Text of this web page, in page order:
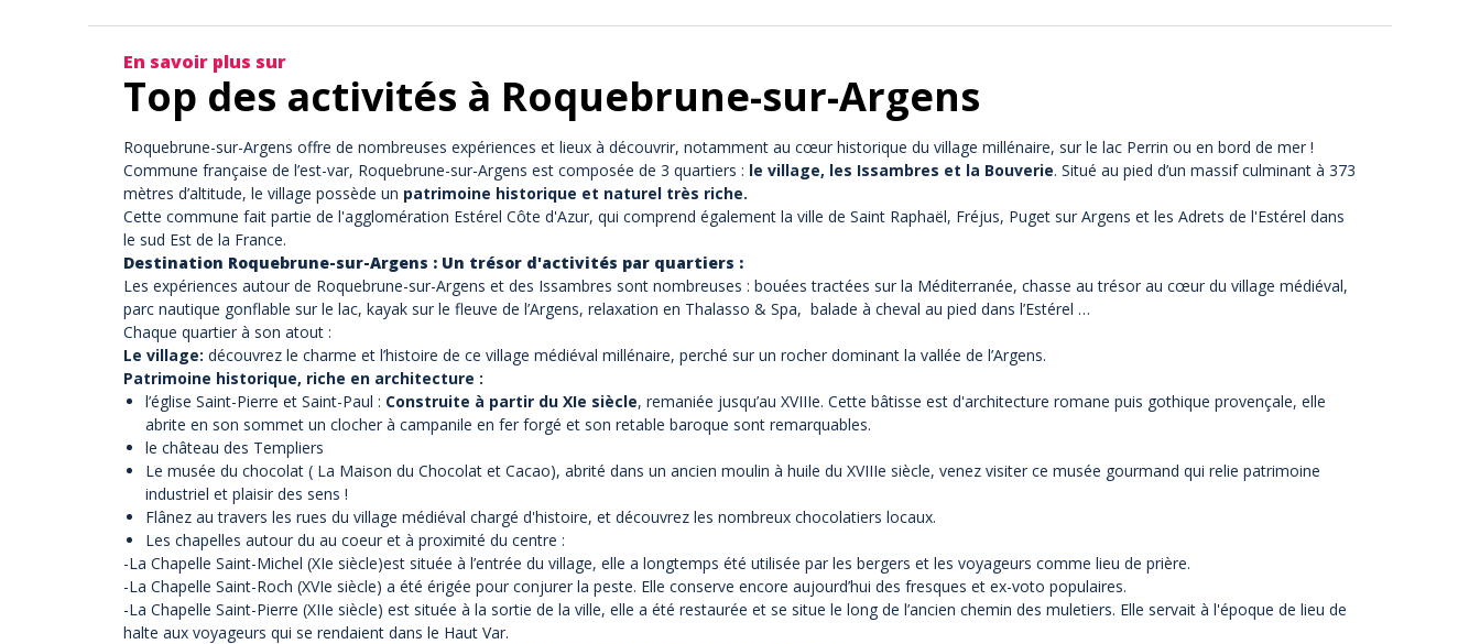
En savoir plus sur
Top des activités à Roquebrune-sur-Argens
Roquebrune-sur-Argens offre de nombreuses expériences et lieux à découvrir, notamment au cœur historique du village millénaire, sur le lac Perrin ou en bord de mer !
Commune française de l’est-var, Roquebrune-sur-Argens est composée de 3 quartiers : le village, les Issambres et la Bouverie. Situé au pied d’un massif culminant à 373
mètres d’altitude, le village possède un patrimoine historique et naturel très riche.
Cette commune fait partie de l'agglomération Estérel Côte d'Azur, qui comprend également la ville de Saint Raphaël, Fréjus, Puget sur Argens et les Adrets de l'Estérel dans
le sud Est de la France.
Destination Roquebrune-sur-Argens : Un trésor d'activités par quartiers :
Les expériences autour de Roquebrune-sur-Argens et des Issambres sont nombreuses : bouées tractées sur la Méditerranée, chasse au trésor au cœur du village médiéval,
parc nautique gonflable sur le lac, kayak sur le fleuve de l’Argens, relaxation en Thalasso & Spa, balade à cheval au pied dans l’Estérel …
Chaque quartier à son atout :
Le village: découvrez le charme et l’histoire de ce village médiéval millénaire, perché sur un rocher dominant la vallée de l’Argens.
Patrimoine historique, riche en architecture :
l’église Saint-Pierre et Saint-Paul : Construite à partir du XIe siècle, remaniée jusqu’au XVIIIe. Cette bâtisse est d'architecture romane puis gothique provençale, elle
abrite en son sommet un clocher à campanile en fer forgé et son retable baroque sont remarquables.
le château des Templiers
Le musée du chocolat ( La Maison du Chocolat et Cacao), abrité dans un ancien moulin à huile du XVIIIe siècle, venez visiter ce musée gourmand qui relie patrimoine
industriel et plaisir des sens !
Flânez au travers les rues du village médiéval chargé d'histoire, et découvrez les nombreux chocolatiers locaux.
Les chapelles autour du au coeur et à proximité du centre :
-La Chapelle Saint-Michel (XIe siècle)est située à l’entrée du village, elle a longtemps été utilisée par les bergers et les voyageurs comme lieu de prière.
-La Chapelle Saint-Roch (XVIe siècle) a été érigée pour conjurer la peste. Elle conserve encore aujourd’hui des fresques et ex-voto populaires.
-La Chapelle Saint-Pierre (XIIe siècle) est située à la sortie de la ville, elle a été restaurée et se situe le long de l’ancien chemin des muletiers. Elle servait à l'époque de lieu de
halte aux voyageurs qui se rendaient dans le Haut Var.